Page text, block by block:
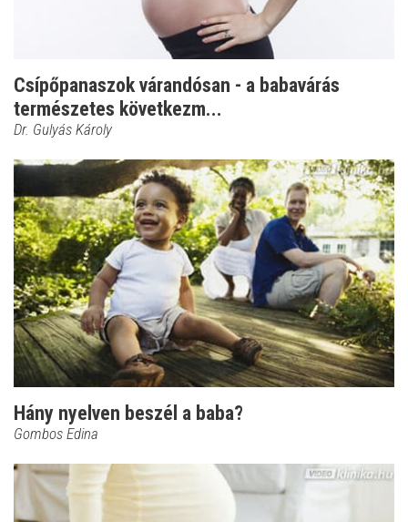
Csípőpanaszok várandósan - a babavárás
természetes következm...
Dr. Gulyás Károly
Hány nyelven beszél a baba?
Gombos Edina